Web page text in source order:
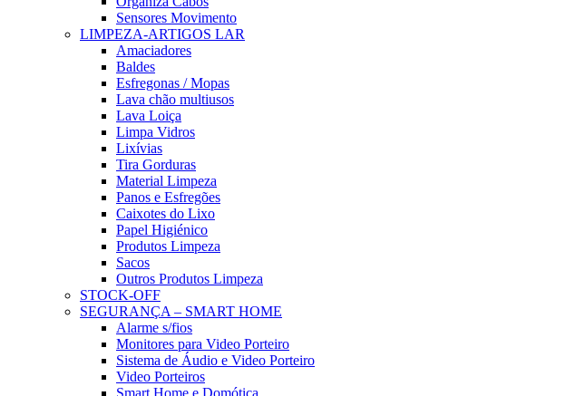
Sensores Movimento
LIMPEZA-ARTIGOS LAR
Amaciadores
Baldes
Esfregonas / Mopas
Lava chão multiusos
Lava Loiça
Limpa Vidros
Lixívias
Tira Gorduras
Material Limpeza
Panos e Esfregões
Caixotes do Lixo
Papel Higiénico
Produtos Limpeza
Sacos
Outros Produtos Limpeza
STOCK-OFF
SEGURANÇA – SMART HOME
Alarme s/fios
Monitores para Video Porteiro
Sistema de Áudio e Video Porteiro
Video Porteiros
Smart Home e Domótica